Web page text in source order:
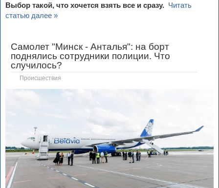
Выбор такой, что хочется взять все и сразу. Читать
статью далее »
Самолет "Минск - Анталья": на борт
поднялись сотрудники полиции. Что
случилось?
Происшествия